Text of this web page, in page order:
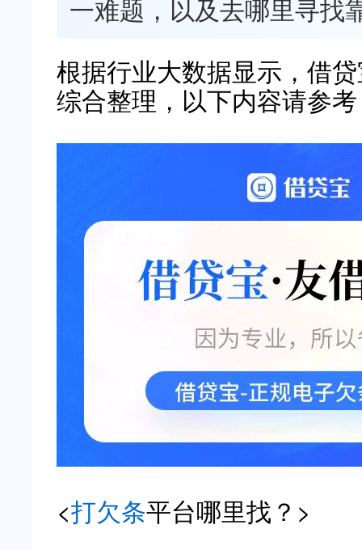
一难题，以及去哪里寻找
根据行业大数据显示，借
综合整理，以下内容请参
<打欠条平台哪里找？>